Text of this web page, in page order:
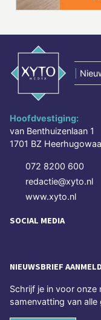
Hoofdvestiging:
van Benthuizenlaan 1
1701 BZ
072 8200 600
redactie@xyto.nl
www.xyto.nl
SOCIAL MEDIA
NIEUWSBRIEF
Schrijf je in voor onze
samenvatting van